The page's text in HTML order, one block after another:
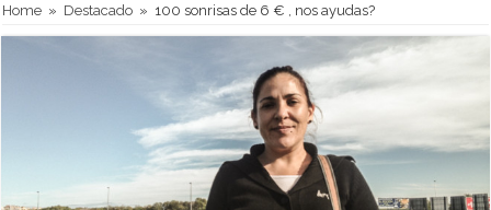
Home » Destacado » 100 sonrisas de 6 € , nos ayudas?